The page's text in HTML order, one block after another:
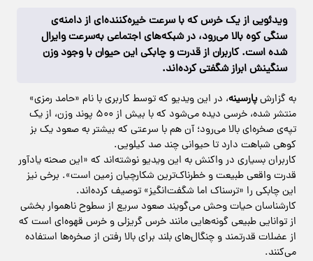
ویدئویی از یک خرس که با سرعت خیره‌کننده‌ای از دامنه‌ی
سنگی کوه بالا می‌رود، در شبکه‌های اجتماعی به‌سرعت وایرال
شده است. کاربران از قدرت و چابکی این حیوان با وجود وزن
سنگینش ابراز شگفتی کرده‌اند.
به گزارشپارسینه، در این ویدیو که توسط کاربری با نام «حامد رمزی»
منتشر شده، خرسی دیده می‌شود که با بیش از ۵۰۰ پوند وزن، از یک
تپه‌ی صخره‌ای بالا می‌رود؛ آن هم با سرعتی که بیشتر به صعود یک بز
کوهی شباهت دارد تا حیوانی چند صد کیلویی.
کاربران بسیاری در واکنش به این ویدیو نوشته‌اند که «این صحنه یادآور
قدرت واقعی طبیعت و خطرناک‌ترین شکارچیان زمین است». برخی نیز
این چابکی را «ترسناک اما شگفت‌انگیز» توصیف کرده‌اند.
کارشناسان حیات وحش می‌گویند صعود سریع از سطوح ناهموار بخشی
از توانایی طبیعی گونه‌هایی مانند خرس گریزلی و خرس قهوه‌ای است که
از عضلات قدرتمند و چنگال‌های بلند برای بالا رفتن از صخره‌ها استفاده
می‌کنند.